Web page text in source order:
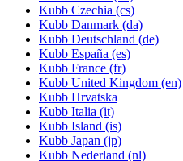
Kubb Czechia (cs)
Kubb Danmark (da)
Kubb Deutschland (de)
Kubb España (es)
Kubb France (fr)
Kubb United Kingdom (en)
Kubb Hrvatska
Kubb Italia (it)
Kubb Island (is)
Kubb Japan (jp)
Kubb Nederland (nl)